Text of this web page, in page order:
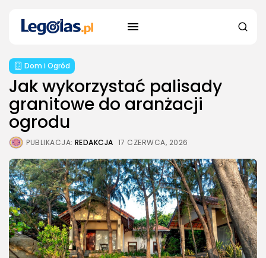
Dom i Ogród
Jak wykorzystać palisady
granitowe do aranżacji
ogrodu
PUBLIKACJA: REDAKCJA 17 CZERWCA, 2026